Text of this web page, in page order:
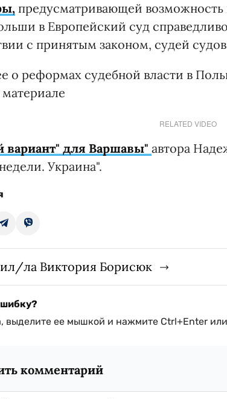
предусматривающей
в Европейский суд
с принятым законом, судей
о реформах судебной власти в
RELATED VIDEO
вариант" для Варшавы" автора
Украина".
ла Виктория Борисюк
выделите ее мышкой и нажмите Ctrl+Enter или
комментарий